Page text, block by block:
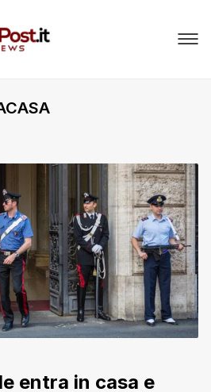
entra in casa e